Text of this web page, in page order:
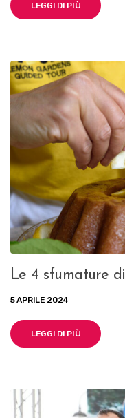
LEGGI DI PIÙ
Le 4 sfumature
5 APRILE 2024
LEGGI DI PIÙ